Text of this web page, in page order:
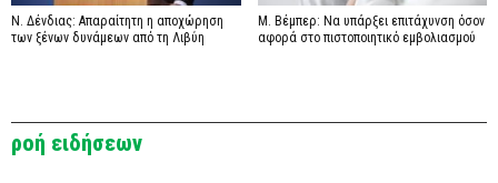
Ν. Δένδιας: Απαραίτητη η αποχώρηση
των ξένων δυνάμεων από τη Λιβύη
Μ. Βέμπερ: Να υπάρξει επιτάχυνση όσον
αφορά στο πιστοποιητικό εμβολιασμού
ροή ειδήσεων